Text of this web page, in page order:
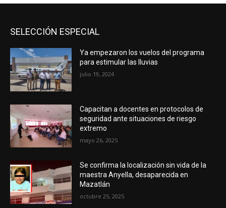
SELECCIÓN ESPECIAL
Ya empezaron los vuelos del programa
para estimular las lluvias
julio 19, 2024
Capacitan a docentes en protocolos de
seguridad ante situaciones de riesgo
extremo
mayo 26, 2025
Se confirma la localización sin vida de la
maestra Anyella, desaparecida en
Mazatlán
octubre 25, 2025